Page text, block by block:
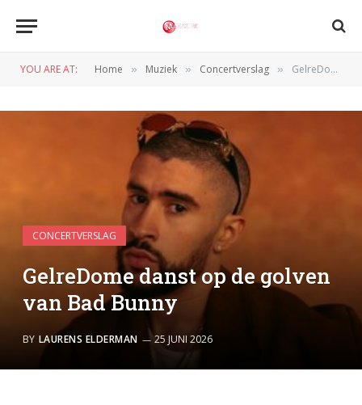
YOU ARE AT: Home » Muziek » Concertverslag » GelreDome danst op de golven van Bad Bunny
CONCERTVERSLAG
GelreDome danst op de golven
van Bad Bunny
BY LAURENS ELDERMAN 25 JUNI 2026